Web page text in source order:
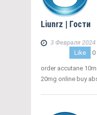
Liunrz | Гости
3 Февраля 2024
Like
0
order accutane
20mg online buy